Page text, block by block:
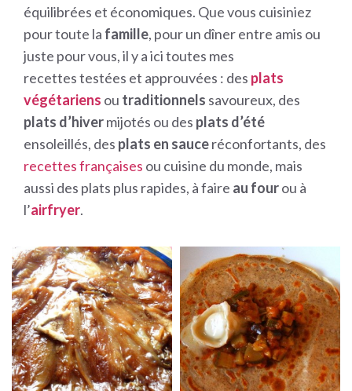
équilibrées et économiques. Que vous cuisiniez
pour toute la famille, pour un dîner entre amis ou
juste pour vous, il y a ici toutes mes
recettes testées et approuvées : des plats
végétariens ou traditionnels savoureux, des
plats d’hivermijotés ou des plats d’été
ensoleillés, des plats en sauceréconfortants, des
recettes françaises ou cuisine du monde, mais
aussi des plats plus rapides, à faire au fourou à
l’airfryer.